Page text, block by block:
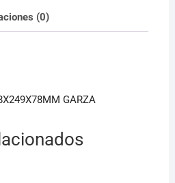
(0)
GARZA